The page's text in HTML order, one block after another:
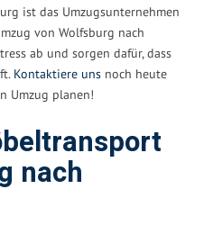
ist das Umzugsunternehmen
von Wolfsburg nach
ab und sorgen dafür, dass
Kontaktiere uns noch heute
Umzug planen!
nach